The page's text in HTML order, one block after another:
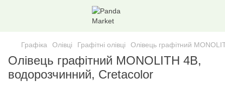
Графіка Олівці Графітні олівці Олівець графітний
Олівець графітний MONOLITH 4В,
водорозчинний, Cretacolor